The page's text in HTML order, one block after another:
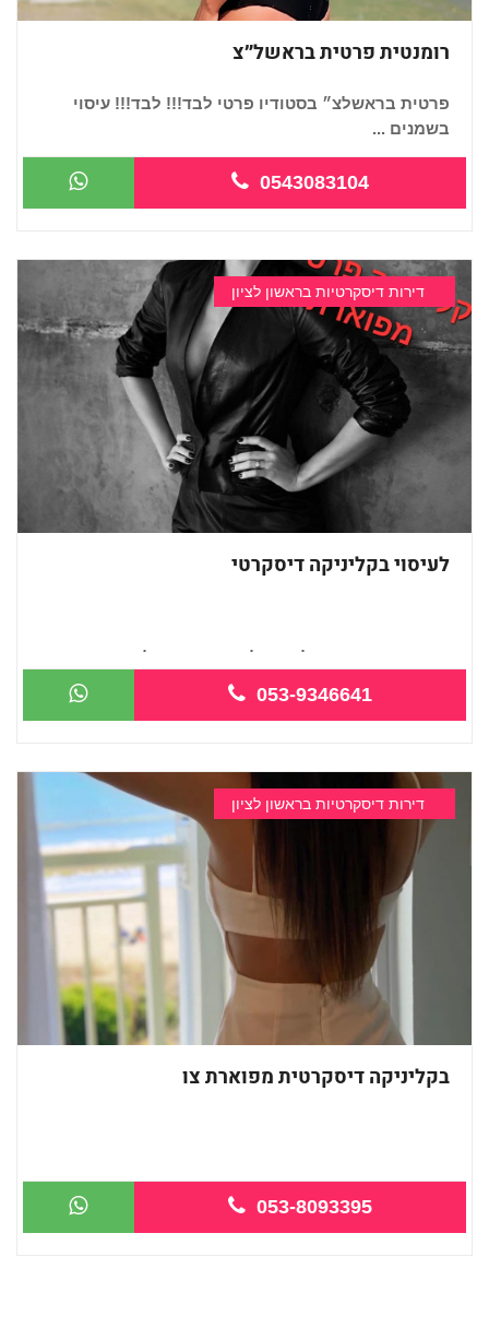
רומנטית פרטית בראשל״צ
פרטית בראשלצ״ בסטודיו פרטי לבד!!! לבד!!! עיסוי
בשמנים ...
0543083104
דירות דיסקרטיות בראשון לציון
לעיסוי בקליניקה דיסקרטי
חדש חדש בראשון לציון קליניקה פרטית לב...
053-9346641
דירות דיסקרטיות בראשון לציון
בקליניקה דיסקרטית מפוארת צו
053-8093395